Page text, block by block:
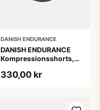
DANISH ENDURANCE
DANISH ENDURANCE
Kompressionsshorts,
330,00 kr